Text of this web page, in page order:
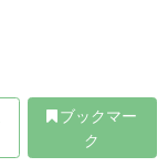
ブックマー
ク